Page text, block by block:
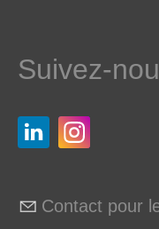
Suivez-
Contact pour